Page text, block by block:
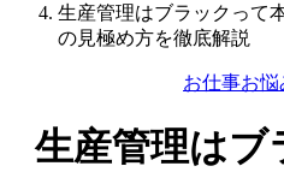
生産管理はブラックって
の見極め方を徹底解説
お仕事お悩
生産管理はブ